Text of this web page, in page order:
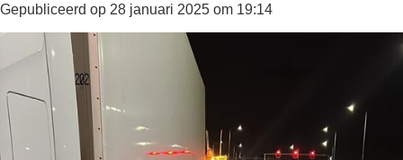
Gepubliceerd op 28 januari 2025 om 19:14